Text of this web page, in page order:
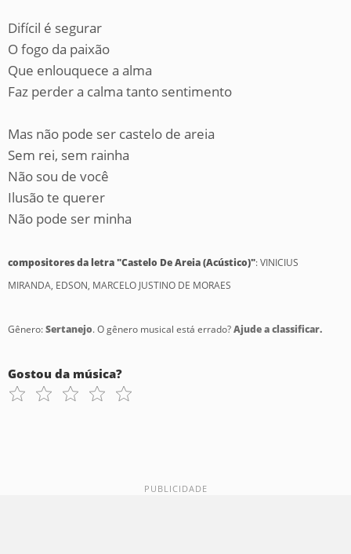
Difícil é segurar
O fogo da paixão
Que enlouquece a alma
Faz perder a calma tanto sentimento
Mas não pode ser castelo de areia
Sem rei, sem rainha
Não sou de você
Ilusão te querer
Não pode ser minha
compositores da letra "Castelo De Areia (Acústico)": VINICIUS
MIRANDA, EDSON, MARCELO JUSTINO DE MORAES
Gênero:Sertanejo. O gênero musical está errado?Ajude a classificar.
Gostou da música?